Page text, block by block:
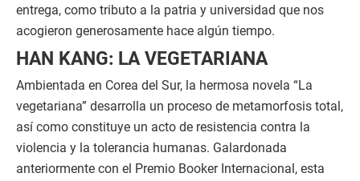
entrega, como tributo a la patria y universidad que nos
acogieron generosamente hace algún tiempo.
HAN KANG: LA VEGETARIANA
Ambientada en Corea del Sur, la hermosa novela “La
vegetariana” desarrolla un proceso de metamorfosis total,
así como constituye un acto de resistencia contra la
violencia y la tolerancia humanas. Galardonada
anteriormente con el Premio Booker Internacional, esta